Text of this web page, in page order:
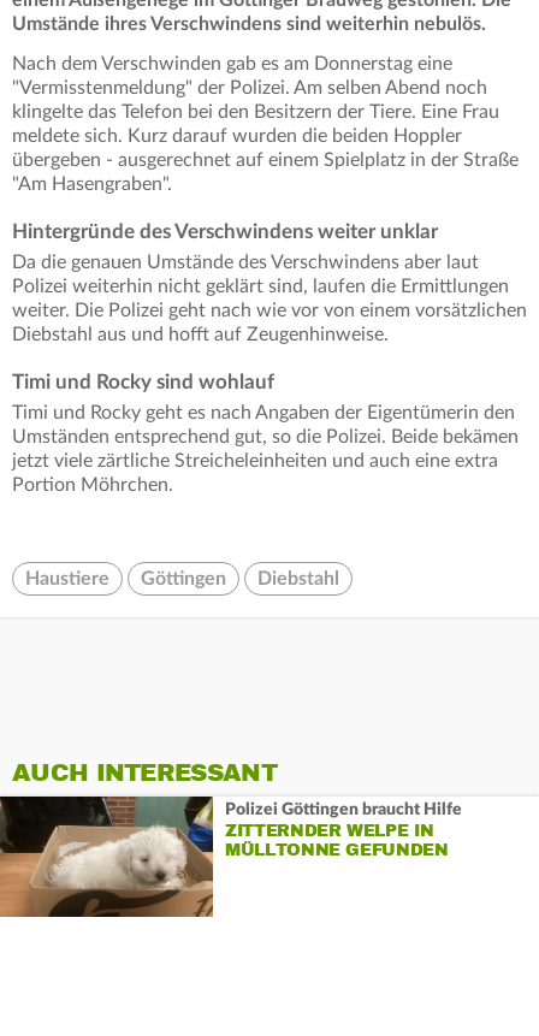
Umstände ihres Verschwindens sind weiterhin nebulös.
Nach dem Verschwinden gab es am Donnerstag eine
"Vermisstenmeldung" der Polizei. Am selben Abend noch
klingelte das Telefon bei den Besitzern der Tiere. Eine Frau
meldete sich. Kurz darauf wurden die beiden Hoppler
übergeben - ausgerechnet auf einem Spielplatz in der Straße
"Am Hasengraben".
Hintergründe des Verschwindens weiter unklar
Da die genauen Umstände des Verschwindens aber laut
Polizei weiterhin nicht geklärt sind, laufen die Ermittlungen
weiter. Die Polizei geht nach wie vor von einem vorsätzlichen
Diebstahl aus und hofft auf Zeugenhinweise.
Timi und Rocky sind wohlauf
Timi und Rocky geht es nach Angaben der Eigentümerin den
Umständen entsprechend gut, so die Polizei. Beide bekämen
jetzt viele zärtliche Streicheleinheiten und auch eine extra
Portion Möhrchen.
Haustiere Göttingen Diebstahl
AUCH INTERESSANT
Polizei Göttingen braucht Hilfe
ZITTERNDER WELPE IN
MÜLLTONNE GEFUNDEN